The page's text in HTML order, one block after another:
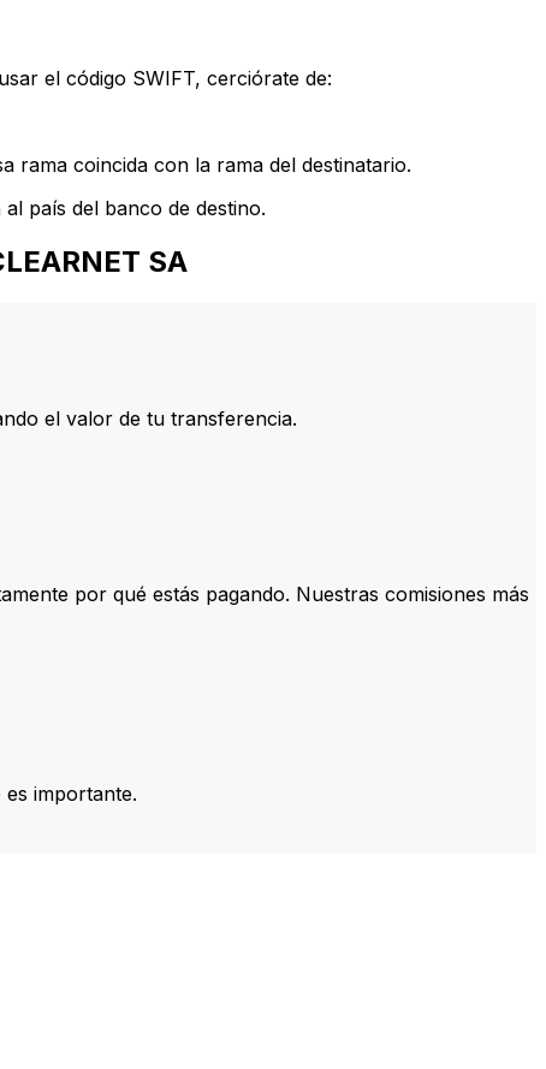
el código SWIFT, cerciórate de:
rama coincida con la rama del destinatario.
país del banco de destino.
SA
el valor de tu transferencia.
por qué estás pagando. Nuestras comisiones más
importante.